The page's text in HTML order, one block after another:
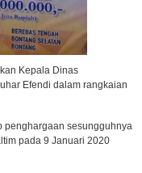
Kepala Dinas
Efendi dalam rangkaian
penghargaan sesungguhnya
pada 9 Januari 2020